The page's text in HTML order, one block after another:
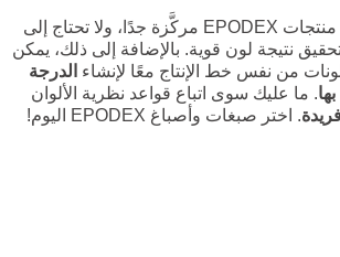
تذكّر دائمًا أن جميع منتجات EPODEX مركَّزة جدًا، ولا تحتاج إلى
نتيجة لون قوية. بالإضافة إلى ذلك، يمكن
من نفس خط الإنتاج معًا لإنشاء الدرجة
. ما عليك سوى اتباع قواعد نظرية الألوان
. اختر صبغات وأصباغ EPODEX اليوم!